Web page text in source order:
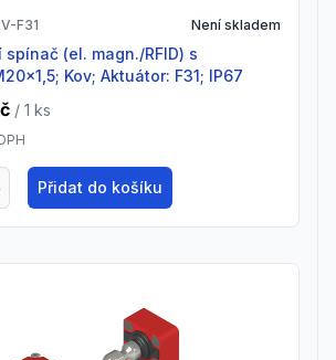
F31 Není skladem
Kov; Aktuátor: F31; IP67
/ 1 ks
Přidat do košíku